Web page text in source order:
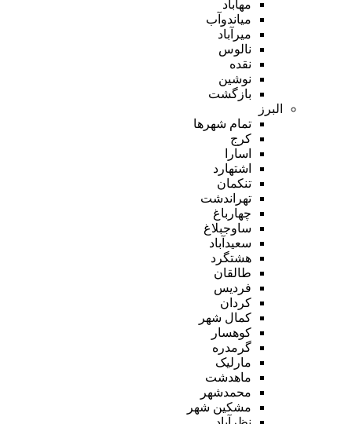
مهاباد
میاندوآب
میرآباد
نالوس
نقده
نوشین
بازگشت
البرز
تمام شهر‌ها
کرج
اسارا
اشتهارد
تنکمان
تهراندشت
چهارباغ
ساوجبلاغ
سعیدآباد
هشتگرد
طالقان
فردیس
کردان
کمال شهر
کوهسار
گرمدره
مارلیک
ماهدشت
محمدشهر
مشکین شهر